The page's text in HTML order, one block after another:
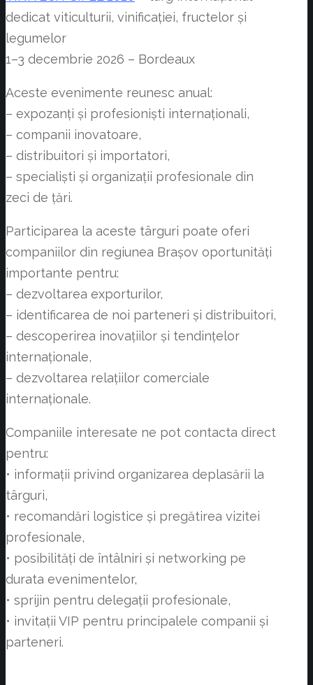
dedicat viticulturii, vinificației, fructelor și
legumelor
1–3 decembrie 2026 – Bordeaux
Aceste evenimente reunesc anual:
– expozanți și profesioniști internaționali,
– companii inovatoare,
– distribuitori și importatori,
– specialiști și organizații profesionale din
zeci de țări.
Participarea la aceste târguri poate oferi
companiilor din regiunea Brașov oportunități
importante pentru:
– dezvoltarea exporturilor,
– identificarea de noi parteneri și distribuitori,
– descoperirea inovațiilor și tendințelor
internaționale,
– dezvoltarea relațiilor comerciale
internaționale.
Companiile interesate ne pot contacta direct
pentru:
• informații privind organizarea deplasării la
târguri,
• recomandări logistice și pregătirea vizitei
profesionale,
• posibilități de întâlniri și networking pe
durata evenimentelor,
• sprijin pentru delegații profesionale,
• invitații VIP pentru principalele companii și
parteneri.